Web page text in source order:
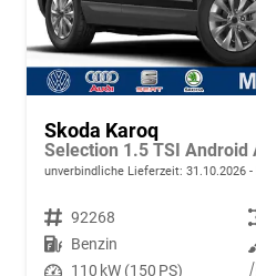
Skoda Karoq
unverbindliche Lieferzeit: 31.10.2026
Fahrzeugnr. 92268
Kraftstoff Benzin
Leistung 110 kW (150 PS)